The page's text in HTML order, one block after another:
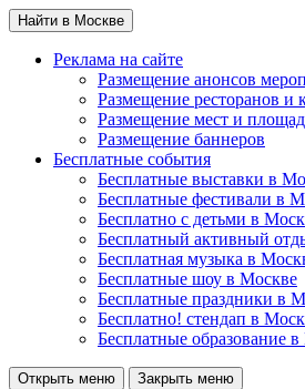
Найти в Москве
Реклама на сайте
Размещение анонсов
Размещение ресторанов и
Размещение мест и
Размещение баннеров
Бесплатные события
Бесплатные выставки в
Бесплатные фестивали в
Бесплатно с детьми в
Бесплатный активный
Бесплатная музыка в
Бесплатные шоу в Москве
Бесплатные праздники в
Бесплатно! стендап в
Бесплатные образование
Открыть меню Закрыть меню